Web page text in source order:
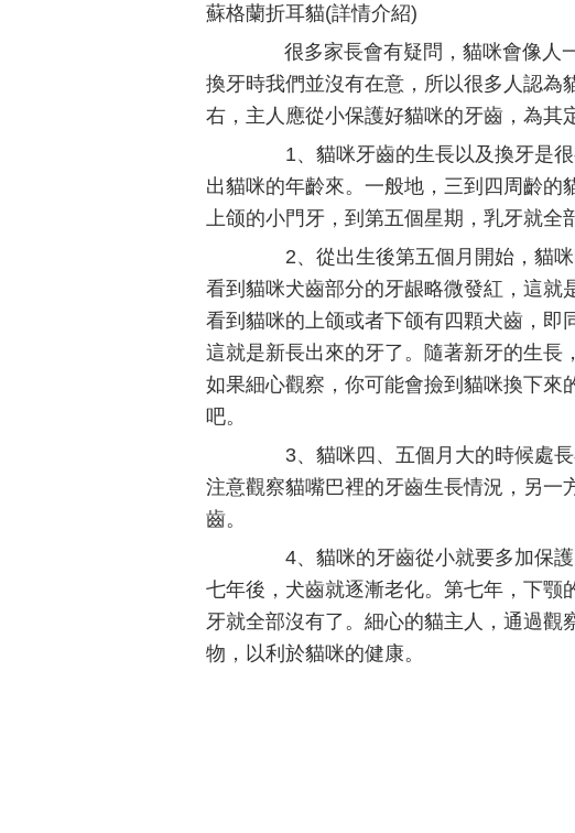
蘇格蘭折耳貓(詳情介紹)
很多家長會有疑問，貓咪會像人
換牙時我們並沒有在意，所以很多人認為
右，主人應從小保護好貓咪的牙齒，為其
1、貓咪牙齒的生長以及換牙是很
出貓咪的年齡來。一般地，三到四周齡的
上颌的小門牙，到第五個星期，乳牙就全
2、從出生後第五個月開始，貓咪
看到貓咪犬齒部分的牙龈略微發紅，這就
看到貓咪的上颌或者下颌有四顆犬齒，即
這就是新長出來的牙了。隨著新牙的生長
如果細心觀察，你可能會撿到貓咪換下來
吧。
3、貓咪四、五個月大的時候處長
注意觀察貓嘴巴裡的牙齒生長情況，另
齒。
4、貓咪的牙齒從小就要多加保護
七年後，犬齒就逐漸老化。第七年，下颚
牙就全部沒有了。細心的貓主人，通過
物，以利於貓咪的健康。